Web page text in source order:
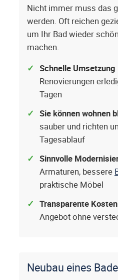
Nicht immer muss das
werden. Oft reichen
um Ihr Bad wieder
machen.
Schnelle Umsetzung
Renovierungen
Tagen
Sie können wohnen
sauber und richten
Tagesablauf
Sinnvolle
Armaturen, bessere
praktische Möbel
Transparente Kosten
Angebot ohne
Neubau eines